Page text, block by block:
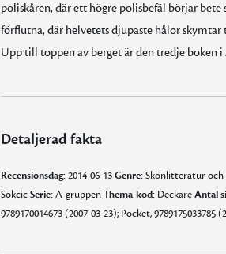
poliskåren, där ett högre polisbefäl börjar
förflutna, där helvetets djupaste hålor
Upp till toppen av berget är den tredje boken
Detaljerad fakta
Recensionsdag:2014-06-13Genre:Skönlitteratur och
SokcicSerie:A-gruppenThema-kod:DeckareAntal
9789170014673 (2007-03-23); Pocket, 9789175033785